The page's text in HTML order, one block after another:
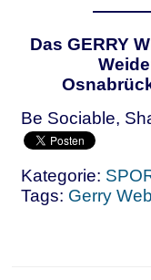
Das GERRY
Be Sociable,
Kategorie:
Tags: Gerry